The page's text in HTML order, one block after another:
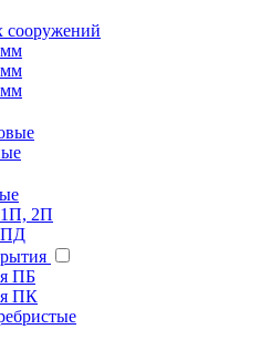
сооружений
2П
ПД
ПБ
ПК